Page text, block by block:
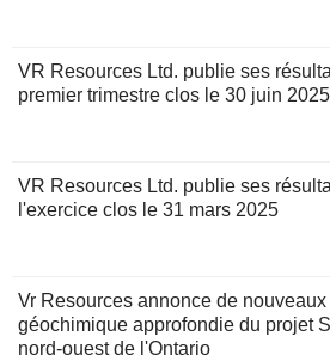
VR Resources Ltd. publie ses
premier trimestre clos le 30 juin 2025
VR Resources Ltd. publie ses
l'exercice clos le 31 mars 2025
Vr Resources annonce de
géochimique approfondie du projet
nord-ouest de l'Ontario